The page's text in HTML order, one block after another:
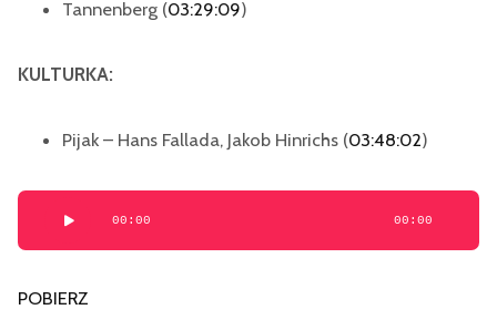
Tannenberg (03:29:09)
KULTURKA:
Pijak – Hans Fallada, Jakob Hinrichs (03:48:02)
Odtwarzacz
plików
00:00 00:00
POBIERZ